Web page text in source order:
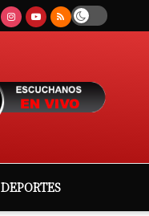
DEPORTES